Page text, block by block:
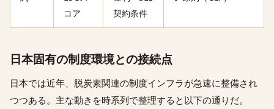
コア
契約条件
日本固有の制度環境との接続点
日本では近年、脱炭素関連の制度インフラが急速に整備され
つつある。主な動きを時系列で整理すると以下の通りだ。